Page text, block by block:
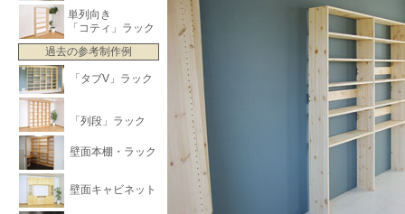
単列向き
「コティ」ラック
過去の参考制作例
「タブV」ラック
「列段」ラック
壁面本棚・ラック
壁面キャビネット